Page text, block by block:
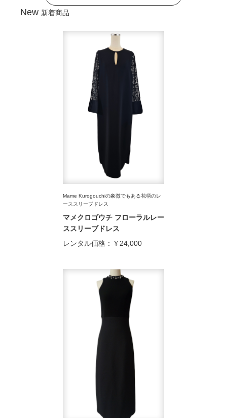
New 新着商品
Mame Kurogouchiの象徴でもある花柄のレ
ーススリーブドレス
マメクロゴウチ フローラルレー
ススリーブドレス
レンタル価格： ￥24,000